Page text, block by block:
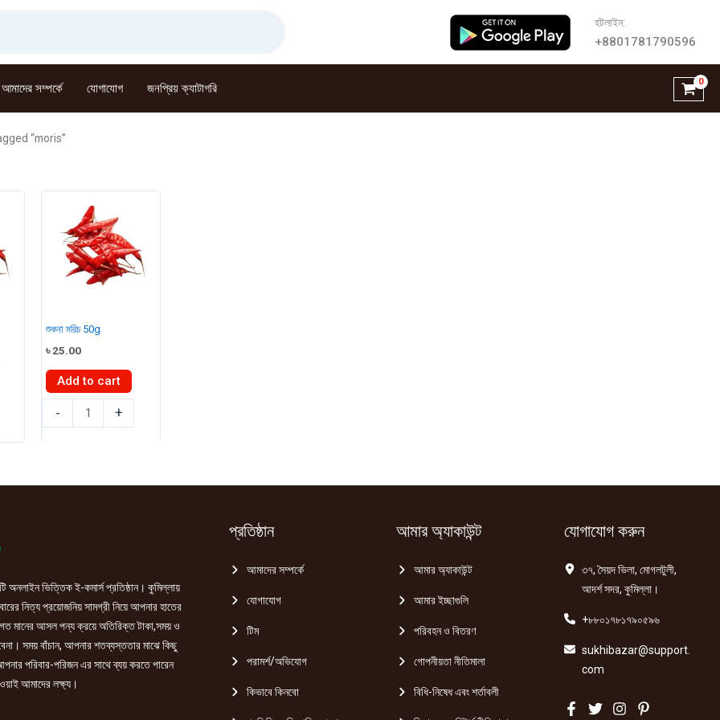
হটলাইন:
+8801781790596
আমাদের সম্পর্কে যোগাযোগ জনপ্রিয় ক্যাটাগরি
“moris”
শুকনা মরিচ 50g
৳25.00
Add to cart
-
মরিচ
+
অনলাইন ভিত্তিক ই-কমার্স প্রতিষ্ঠান। কুমিল্লায়
নিত্য প্রয়োজনিয় সামগ্রী নিয়ে আপনার হাতের
মানের আসল পন্য ক্রয়ে অতিরিক্ত টাকা,সময় ও
সময় বাঁচান, আপনার শতব্যস্ততার মাঝে কিছু
পরিবার-পরিজন এর সাথে ব্যয় করতে পারেন
আমাদের লক্ষ্য।
প্রতিষ্ঠান
আমাদের সম্পর্কে
যোগাযোগ
টিম
পরামর্শ/অভিযোগ
কিভাবে কিনবো
আমার অ্যাকাউন্ট
আমার অ্যাকাউন্ট
আমার ইচ্ছাগুলি
পরিবহন ও বিতরণ
গোপনীয়তা নীতিমালা
বিধি-নিষেধ এবং শর্তাবলী
যোগাযোগ করুন
৩৭, সৈয়দ ভিলা, মোগলটুলী,
আদর্শ সদর, কুমিল্লা।
+৮৮০১৭৮১৭৯০৫৯৬
sukhibazar@support.
com